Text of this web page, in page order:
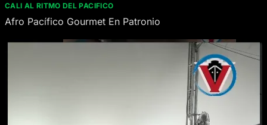
CALI AL RITMO DEL PACIFICO
Afro Pacífico Gourmet En Patronio